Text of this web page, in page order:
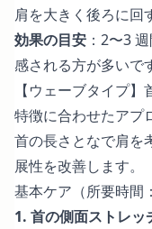
肩を大きく後ろに回
効果の目安 ：2〜3
感される方が多いで
【ウェーブタイプ
特徴に合わせたアプ
首の長さとなで肩を
展性を改善します。
基本ケア（所要時間
1. 首の側面ストレッ